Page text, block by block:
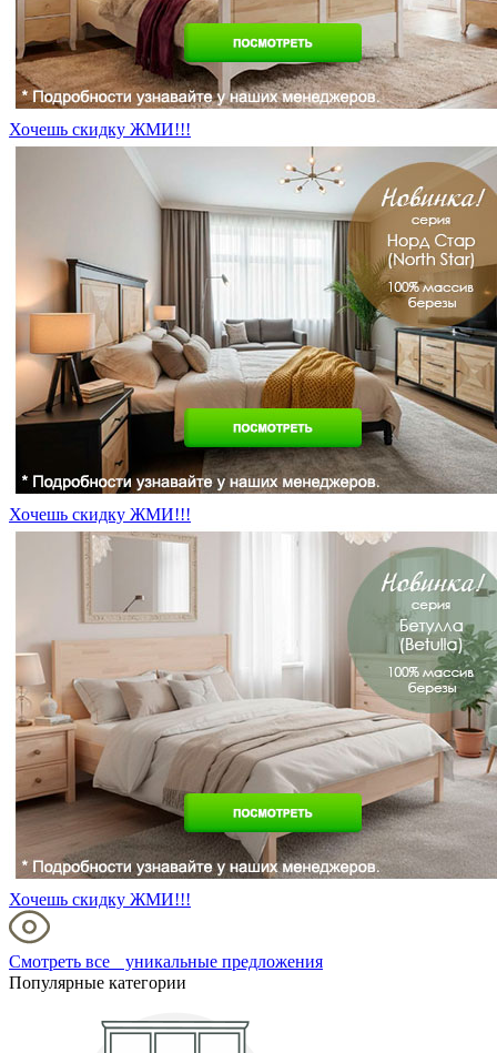
Хочешь скидку ЖМИ!!!
Хочешь скидку ЖМИ!!!
Хочешь скидку ЖМИ!!!
Смотреть все уникальные предложения
Популярные категории